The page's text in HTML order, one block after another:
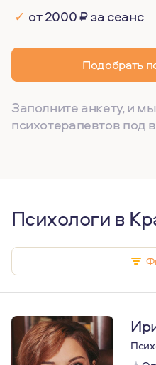
✓ от 2000 ₽ за сеанс
Подобрать
Заполните анкету, и
психотерапевтов под
Психологи в